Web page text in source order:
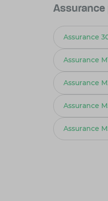
Assurance
Assurance
Assurance
Assurance
Assurance
Assurance